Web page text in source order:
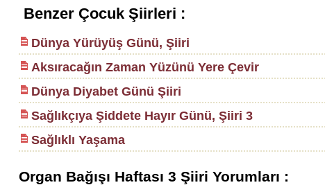
Benzer Çocuk Şiirleri :
Dünya Yürüyüş Günü, Şiiri
Aksıracağın Zaman Yüzünü Yere Çevir
Dünya Diyabet Günü Şiiri
Sağlıkçıya Şiddete Hayır Günü, Şiiri 3
Sağlıklı Yaşama
Organ Bağışı Haftası 3 Şiiri Yorumları :